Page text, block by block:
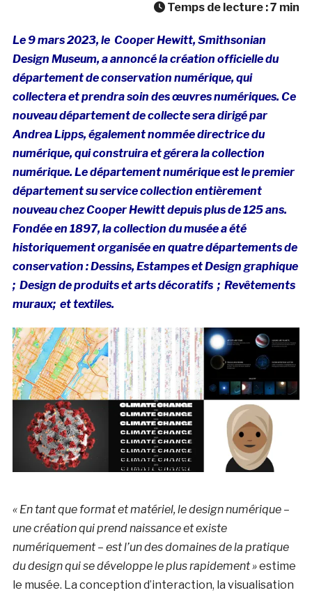
Temps de lecture :7 min
Le 9 mars 2023, le Cooper Hewitt, Smithsonian
Design Museum, a annoncé la création officielle du
département de conservation numérique, qui
collectera et prendra soin des œuvres numériques. Ce
nouveau département de collecte sera dirigé par
Andrea Lipps, également nommée directrice du
numérique, qui construira et gérera la collection
numérique. Le département numérique est le premier
département su service collection entièrement
nouveau chez Cooper Hewitt depuis plus de 125 ans.
Fondée en 1897, la collection du musée a été
historiquement organisée en quatre départements de
conservation : Dessins, Estampes et Design graphique
; Design de produits et arts décoratifs ; Revêtements
muraux; et textiles.
« En tant que format et matériel, le design numérique –
une création qui prend naissance et existe
numériquement – est l’un des domaines de la pratique
du design qui se développe le plus rapidement »estime
le musée. La conception d’interaction, la visualisation